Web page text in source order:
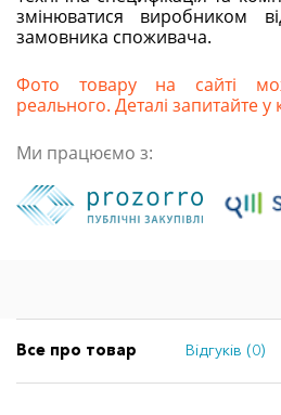
змінюватися виробником
замовника споживача.
Фото товару на сайті
реального. Деталі запитайте у
Ми працюємо з:
Все про товар Відгуків (0)